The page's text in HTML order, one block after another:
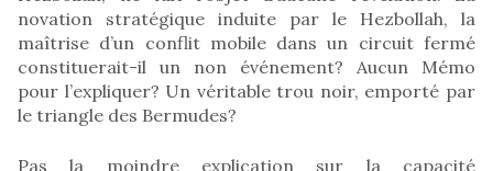
novation stratégique induite par le Hezbollah, la
maîtrise d’un conflit mobile dans un circuit fermé
constituerait-il un non événement? Aucun Mémo
pour l’expliquer? Un véritable trou noir, emporté par
le triangle des Bermudes?
Pas la moindre explication sur la capacité